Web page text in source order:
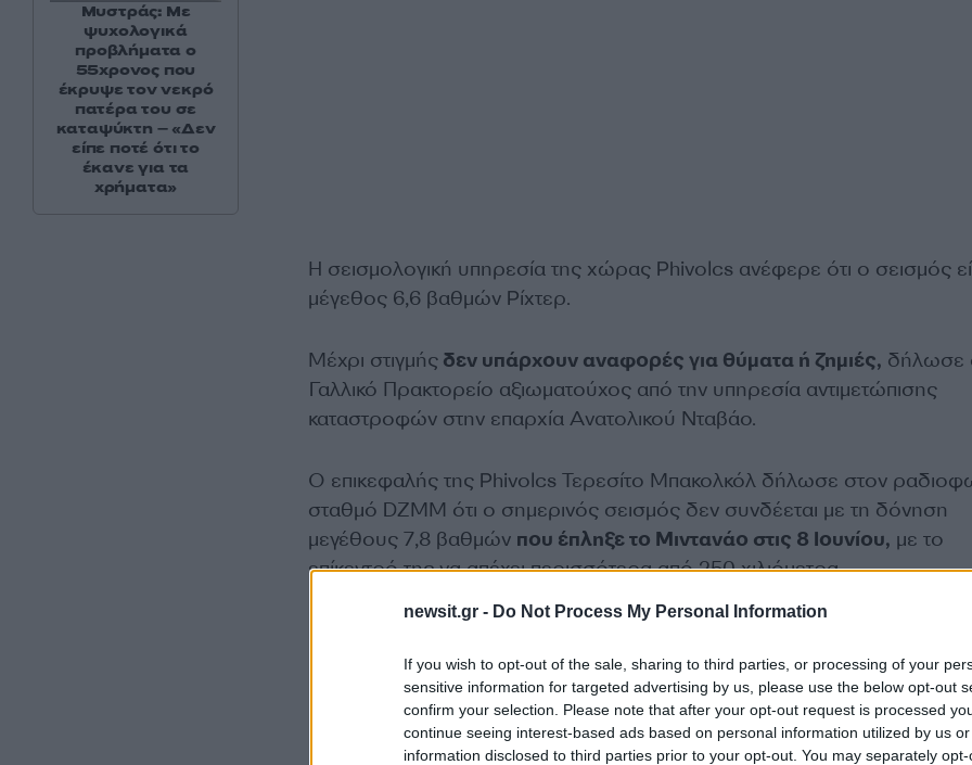
newsit.gr - Do Not Process My Personal Information
If you wish to opt-out of the sale, sharing to third parties, or processing of your
sensitive information for targeted advertising by us, please use the below opt-out
confirm your selection. Please note that after your opt-out request is processed
continue seeing interest-based ads based on personal information utilized by us
information disclosed to third parties prior to your opt-out. You may separately
Η σεισμολογική υπηρεσία της χώρας Phivolcs ανέφερε ότι ο σεισμός
μέγεθος 6,6 βαθμών Ρίχτερ.
Μέχρι στιγμήςδεν υπάρχουν αναφορές για θύματα ή ζημιές, δήλωσε
Γαλλικό Πρακτορείο αξιωματούχος από την υπηρεσία αντιμετώπισης
καταστροφών στην επαρχία Ανατολικού Νταβάο.
Ο επικεφαλής της Phivolcs Τερεσίτο Μπακολκόλ δήλωσε στον
σταθμό DZMM ότι ο σημερινός σεισμός δεν συνδέεται με τη δόνηση
μεγέθους 7,8 βαθμών που έπληξε το Μιντανάο στις 8 Ιουνίου, με το
επίκεντρό της να απέχει περισσότερα από 250 χιλιόμετρα.
ΔΙΑΦΗΜΙΣΗ
Μυστράς: Με
ψυχολογικά
προβλήματα ο
55χρονος που
έκρυψε τον νεκρό
πατέρα του σε
καταψύκτη – «Δεν
είπε ποτέ ότι το
έκανε για τα
χρήματα»